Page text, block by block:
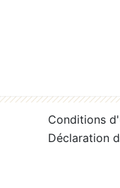
Conditions
Déclaration